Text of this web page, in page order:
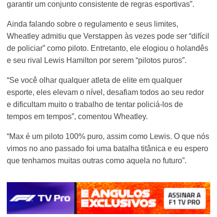
garantir um conjunto consistente de regras esportivas”.
Ainda falando sobre o regulamento e seus limites,
Wheatley admitiu que Verstappen às vezes pode ser “difícil
de policiar” como piloto. Entretanto, ele elogiou o holandês
e seu rival Lewis Hamilton por serem “pilotos puros”.
“Se você olhar qualquer atleta de elite em qualquer
esporte, eles elevam o nível, desafiam todos ao seu redor
e dificultam muito o trabalho de tentar policiá-los de
tempos em tempos”, comentou Wheatley.
“Max é um piloto 100% puro, assim como Lewis. O que nós
vimos no ano passado foi uma batalha titânica e eu espero
que tenhamos muitas outras como aquela no futuro”.